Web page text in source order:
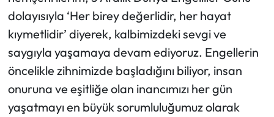
dolayısıyla ‘Her birey değerlidir, her hayat
kıymetlidir’ diyerek, kalbimizdeki sevgi ve
saygıyla yaşamaya devam ediyoruz. Engellerin
öncelikle zihnimizde başladığını biliyor, insan
onuruna ve eşitliğe olan inancımızı her gün
yaşatmayı en büyük sorumluluğumuz olarak